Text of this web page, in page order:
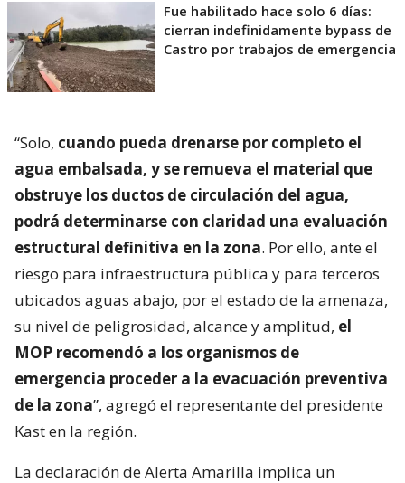
Fue habilitado hace solo 6 días:
cierran indefinidamente bypass de
Castro por trabajos de emergencia
“Solo, cuando pueda drenarse por completo el
agua embalsada, y se remueva el material que
obstruye los ductos de circulación del agua,
podrá determinarse con claridad una evaluación
estructural definitiva en la zona. Por ello, ante el
riesgo para infraestructura pública y para terceros
ubicados aguas abajo, por el estado de la amenaza,
su nivel de peligrosidad, alcance y amplitud, el
MOP recomendó a los organismos de
emergencia proceder a la evacuación preventiva
de la zona”, agregó el representante del presidente
Kast en la región.
La declaración de Alerta Amarilla implica un